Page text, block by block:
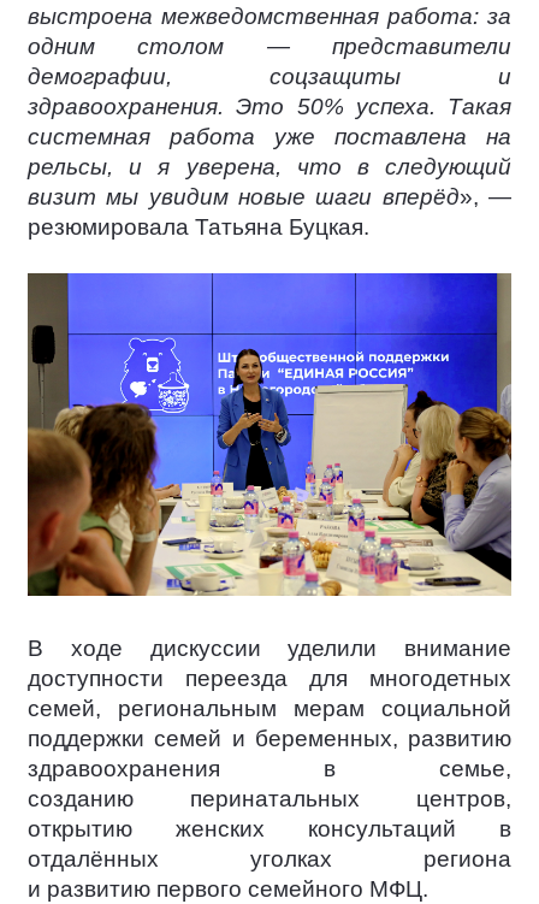
выстроена межведомственная работа: за
одним столом — представители
демографии, соцзащиты и
здравоохранения. Это 50% успеха. Такая
системная работа уже поставлена на
рельсы, и я уверена, что в следующий
визит мы увидим новые шаги вперёд», —
резюмировала Татьяна Буцкая.
В ходе дискуссии уделили внимание
доступности переезда для многодетных
семей, региональным мерам социальной
поддержки семей и беременных, развитию
здравоохранения в семье,
созданию перинатальных центров,
открытию женских консультаций в
отдалённых уголках региона
и развитию первого семейного МФЦ.